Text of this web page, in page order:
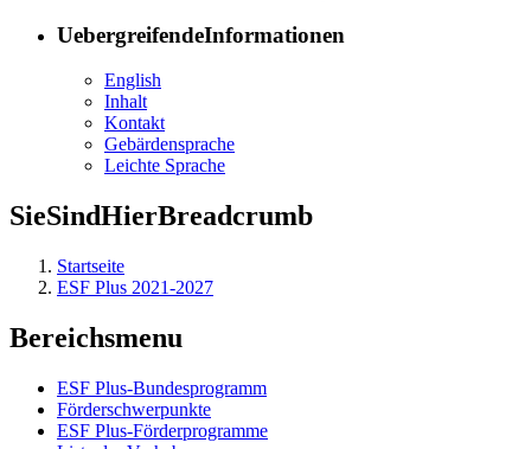
UebergreifendeInformationen
English
In­halt
Kon­takt
Ge­bär­den­spra­che
Leich­te Spra­che
SieSindHierBreadcrumb
Startseite
ESF Plus 2021-2027
Bereichsmenu
ESF Plus-Bun­des­pro­gramm
För­der­schwer­punk­te
ESF Plus-För­der­pro­gram­me